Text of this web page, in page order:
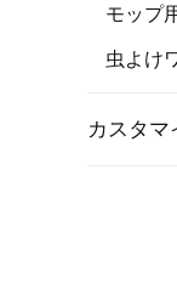
モップ
虫よけ
カスタマ